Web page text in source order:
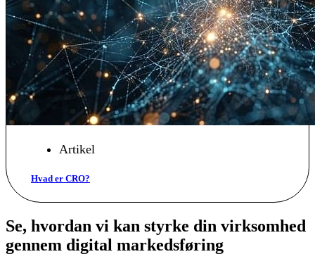
Artikel
Hvad er CRO?
Se, hvordan vi kan styrke din virksomhed
gennem digital markedsføring